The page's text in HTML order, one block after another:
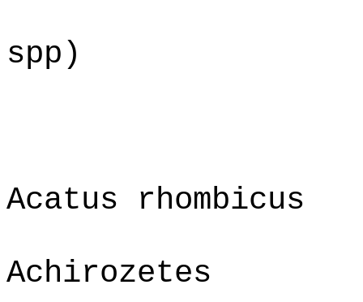
spp)
Acatus rhombicus
Achirozetes